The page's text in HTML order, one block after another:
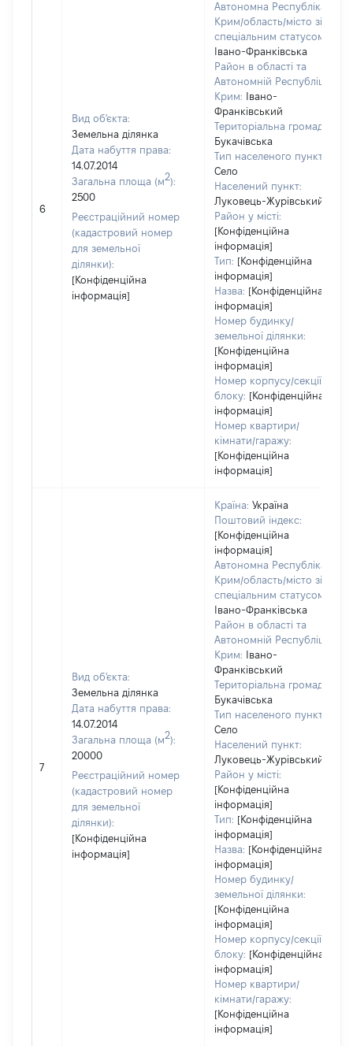
6
Вид об'єкта:
Земельна ділянка
Дата набуття права:
14.07.2014
Загальна площа (м2):
2500
Реєстраційний номер
(кадастровий номер
для земельної
ділянки):
[Конфіденційна
інформація]
Автономна Республіка
Крим/область/місто зі
спеціальним статусом:
Івано-Франківська
Район в області та
Автономній Республіці
Крим:
Івано-
Франківський
Територіальна громада:
Букачівська
Тип населеного пункту:
Село
Населений пункт:
Луковець-Журівський
Район у місті:
[Конфіденційна
інформація]
Тип: [Конфіденційна
інформація]
Назва: [Конфіденційна
інформація]
Номер будинку/
земельної ділянки:
[Конфіденційна
інформація]
Номер корпусу/секції/
блоку: [Конфіденційна
інформація]
Номер квартири/
кімнати/гаражу:
[Конфіденційна
інформація]
7
Вид об'єкта:
Земельна ділянка
Дата набуття права:
14.07.2014
Загальна площа (м2):
20000
Реєстраційний номер
(кадастровий номер
для земельної
ділянки):
[Конфіденційна
інформація]
Країна: Україна
Поштовий індекс:
[Конфіденційна
інформація]
Автономна Республіка
Крим/область/місто зі
спеціальним статусом:
Івано-Франківська
Район в області та
Автономній Республіці
Крим:
Івано-
Франківський
Територіальна громада:
Букачівська
Тип населеного пункту:
Село
Населений пункт:
Луковець-Журівський
Район у місті:
[Конфіденційна
інформація]
Тип: [Конфіденційна
інформація]
Назва: [Конфіденційна
інформація]
Номер будинку/
земельної ділянки:
[Конфіденційна
інформація]
Номер корпусу/секції/
блоку: [Конфіденційна
інформація]
Номер квартири/
кімнати/гаражу:
[Конфіденційна
інформація]